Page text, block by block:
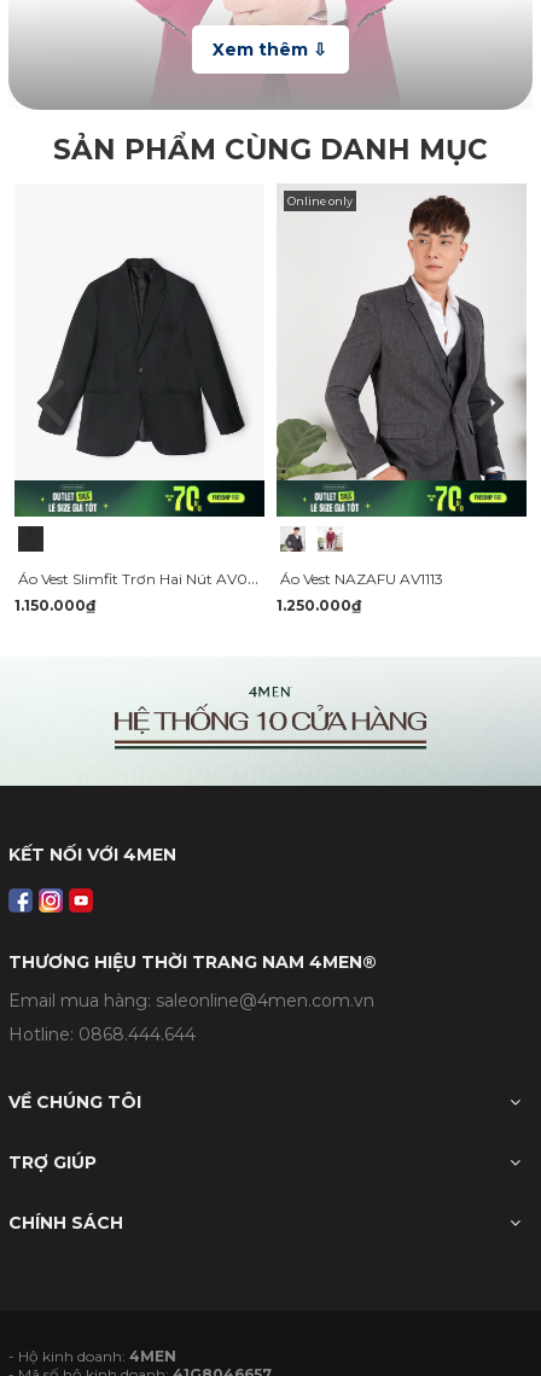
SẢN PHẨM CÙNG DANH MỤC
Áo Vest Slimfit Trơn Hai Nút AV036
1.150.000₫
Online only
Áo Vest NAZAFU AV1113
1.250.000₫
KẾT NỐI VỚI 4MEN
THƯƠNG HIỆU THỜI TRANG NAM 4MEN®
Email mua hàng: saleonline@4men.com.vn
Hotline: 0868.444.644
VỀ CHÚNG TÔI
TRỢ GIÚP
CHÍNH SÁCH
- Hộ kinh doanh:4MEN